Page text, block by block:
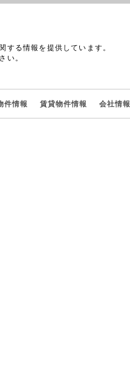
する情報を提供しています。
い。
件情報 賃貸物件情報 会社情報